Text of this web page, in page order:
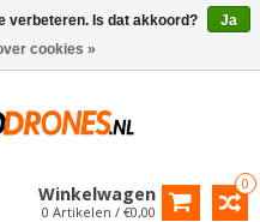
0
Winkelwagen
0 Artikelen / €0,00
verbeteren. Is dat akkoord?
Ja
cookies »